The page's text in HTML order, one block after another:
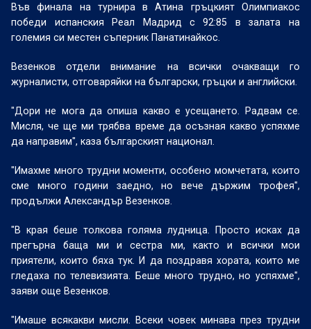
Във финала на турнира в Атина гръцкият Олимпиакос
победи испанския Реал Мадрид с 92:85 в залата на
големия си местен съперник Панатинайкос.
Везенков отдели внимание на всички очакващи го
журналисти, отговаряйки на български, гръцки и английски.
"Дори не мога да опиша какво е усещането. Радвам се.
Мисля, че ще ми трябва време да осъзная какво успяхме
да направим", каза българският национал.
"Имахме много трудни моменти, особено момчетата, които
сме много години заедно, но вече държим трофея",
продължи Александър Везенков.
"В края беше толкова голяма лудница. Просто исках да
прегърна баща ми и сестра ми, както и всички мои
приятели, които бяха тук. И да поздравя хората, които ме
гледаха по телевизията. Беше много трудно, но успяхме",
заяви още Везенков.
"Имаше всякакви мисли. Всеки човек минава през трудни